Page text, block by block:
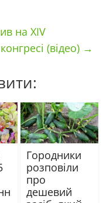
на XIV
(відео) →
Городники
розповіли
про
дешевий